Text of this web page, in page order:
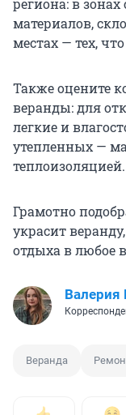
региона: в
материалов,
местах — тех,
Также оцените
веранды: для
легкие и
утепленных —
теплоизоляцией.
Грамотно
украсит
отдыха в любое
Валерия
Веранда